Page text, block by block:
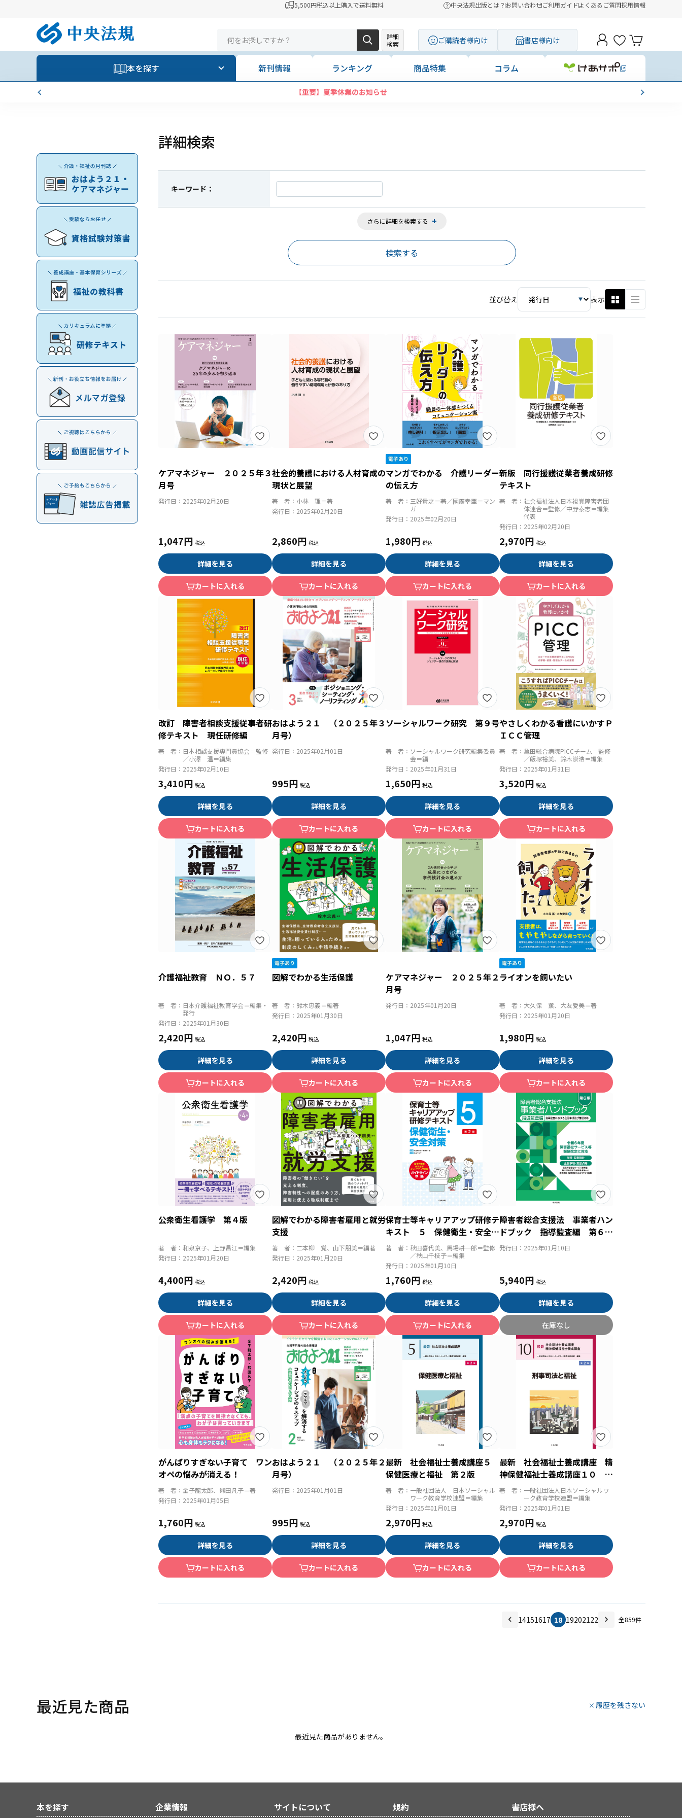
5,500円税込以上購入で送料無料 中央法規出版とは？お問い合わせご利用ガイドよくあるご質問採用情報
詳細
検索
ご購読者様向け 書店様向け
本を探す 新刊情報 ランキング 商品特集 コラム
コンビニ決済に「セブンイレブン」を追加いたしました
詳細検索
キーワード：
さらに詳細を検索する
並び替え 表示
ケアマネジャー ２０２５年３
月号
発行日： 2025年02月20日
1,047円
詳細を見る
カートに入れる
社会的養護における人材育成の
現状と展望
著 者： 小林 理＝著
発行日： 2025年02月20日
2,860円
詳細を見る
カートに入れる
マンガでわかる 介護リーダー
の伝え方
著 者： 三好貴之＝著／國廣幸亜＝マン
ガ
発行日： 2025年02月20日
1,980円
詳細を見る
カートに入れる
新版 同行援護従業者養成研修
テキスト
著 者： 社会福祉法人日本視覚障害者団
体連合＝監修／中野泰志＝編集
代表
発行日： 2025年02月20日
2,970円
詳細を見る
カートに入れる
改訂 障害者相談支援従事者研
修テキスト 現任研修編
著 者： 日本相談支援専門員協会＝監修
／小澤 温＝編集
発行日： 2025年02月10日
3,410円
詳細を見る
カートに入れる
おはよう２１ （２０２５年３
月号）
発行日： 2025年02月01日
995円
詳細を見る
カートに入れる
ソーシャルワーク研究 第９号
著 者： ソーシャルワーク研究編集委員
会＝編
発行日： 2025年01月31日
1,650円
詳細を見る
カートに入れる
やさしくわかる看護にいかすＰ
ＩＣＣ管理
著 者： 亀田総合病院PICCチーム＝監修
／飯塚裕美、鈴木崇浩＝編集
発行日： 2025年01月31日
3,520円
詳細を見る
カートに入れる
介護福祉教育 ＮＯ．５７
著 者： 日本介護福祉教育学会＝編集・
発行
発行日： 2025年01月30日
2,420円
詳細を見る
カートに入れる
図解でわかる生活保護
著 者： 鈴木忠義＝編著
発行日： 2025年01月30日
2,420円
詳細を見る
カートに入れる
ケアマネジャー ２０２５年２
月号
発行日： 2025年01月20日
1,047円
詳細を見る
カートに入れる
ライオンを飼いたい
著 者： 大久保 薫、大友愛美＝著
発行日： 2025年01月20日
1,980円
詳細を見る
カートに入れる
公衆衛生看護学 第４版
著 者： 和泉京子、上野昌江＝編集
発行日： 2025年01月20日
4,400円
詳細を見る
カートに入れる
図解でわかる障害者雇用と就労
支援
著 者： 二本柳 覚、山下朋美＝編著
発行日： 2025年01月20日
2,420円
詳細を見る
カートに入れる
保育士等キャリアアップ研修テ
キスト ５ 保健衛生・安全対
策 第２版
著 者： 秋田喜代美、馬場耕一郎＝監修
／秋山千枝子＝編集
発行日： 2025年01月10日
1,760円
詳細を見る
カートに入れる
障害者総合支援法 事業者ハン
ドブック 指導監査編 第６
版 指導監査における主眼事項
発行日： 2025年01月10日
5,940円
詳細を見る
在庫なし
がんばりすぎない子育て ワン
オペの悩みが消える！
著 者： 金子龍太郎、熊田凡子＝著
発行日： 2025年01月05日
1,760円
詳細を見る
カートに入れる
おはよう２１ （２０２５年２
月号）
発行日： 2025年01月01日
995円
詳細を見る
カートに入れる
最新 社会福祉士養成講座５
保健医療と福祉 第２版
著 者： 一般社団法人 日本ソーシャル
ワーク教育学校連盟＝編集
発行日： 2025年01月01日
2,970円
詳細を見る
カートに入れる
最新 社会福祉士養成講座 精
神保健福祉士養成講座１０ 刑
事司法と福祉 第２版
著 者： 一般社団法人日本ソーシャルワ
ーク教育学校連盟＝編集
発行日： 2025年01月01日
2,970円
詳細を見る
カートに入れる
14151617 18 19202122 全859件
最近見た商品
最近見た商品がありません。
履歴を残さない
本を探す 企業情報 サイトについて 規約 書店様へ